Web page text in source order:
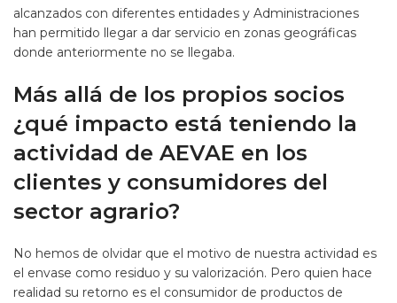
alcanzados con diferentes entidades y Administraciones
han permitido llegar a dar servicio en zonas geográficas
donde anteriormente no se llegaba.
Más allá de los propios socios
¿qué impacto está teniendo la
actividad de AEVAE en los
clientes y consumidores del
sector agrario?
No hemos de olvidar que el motivo de nuestra actividad es
el envase como residuo y su valorización. Pero quien hace
realidad su retorno es el consumidor de productos de